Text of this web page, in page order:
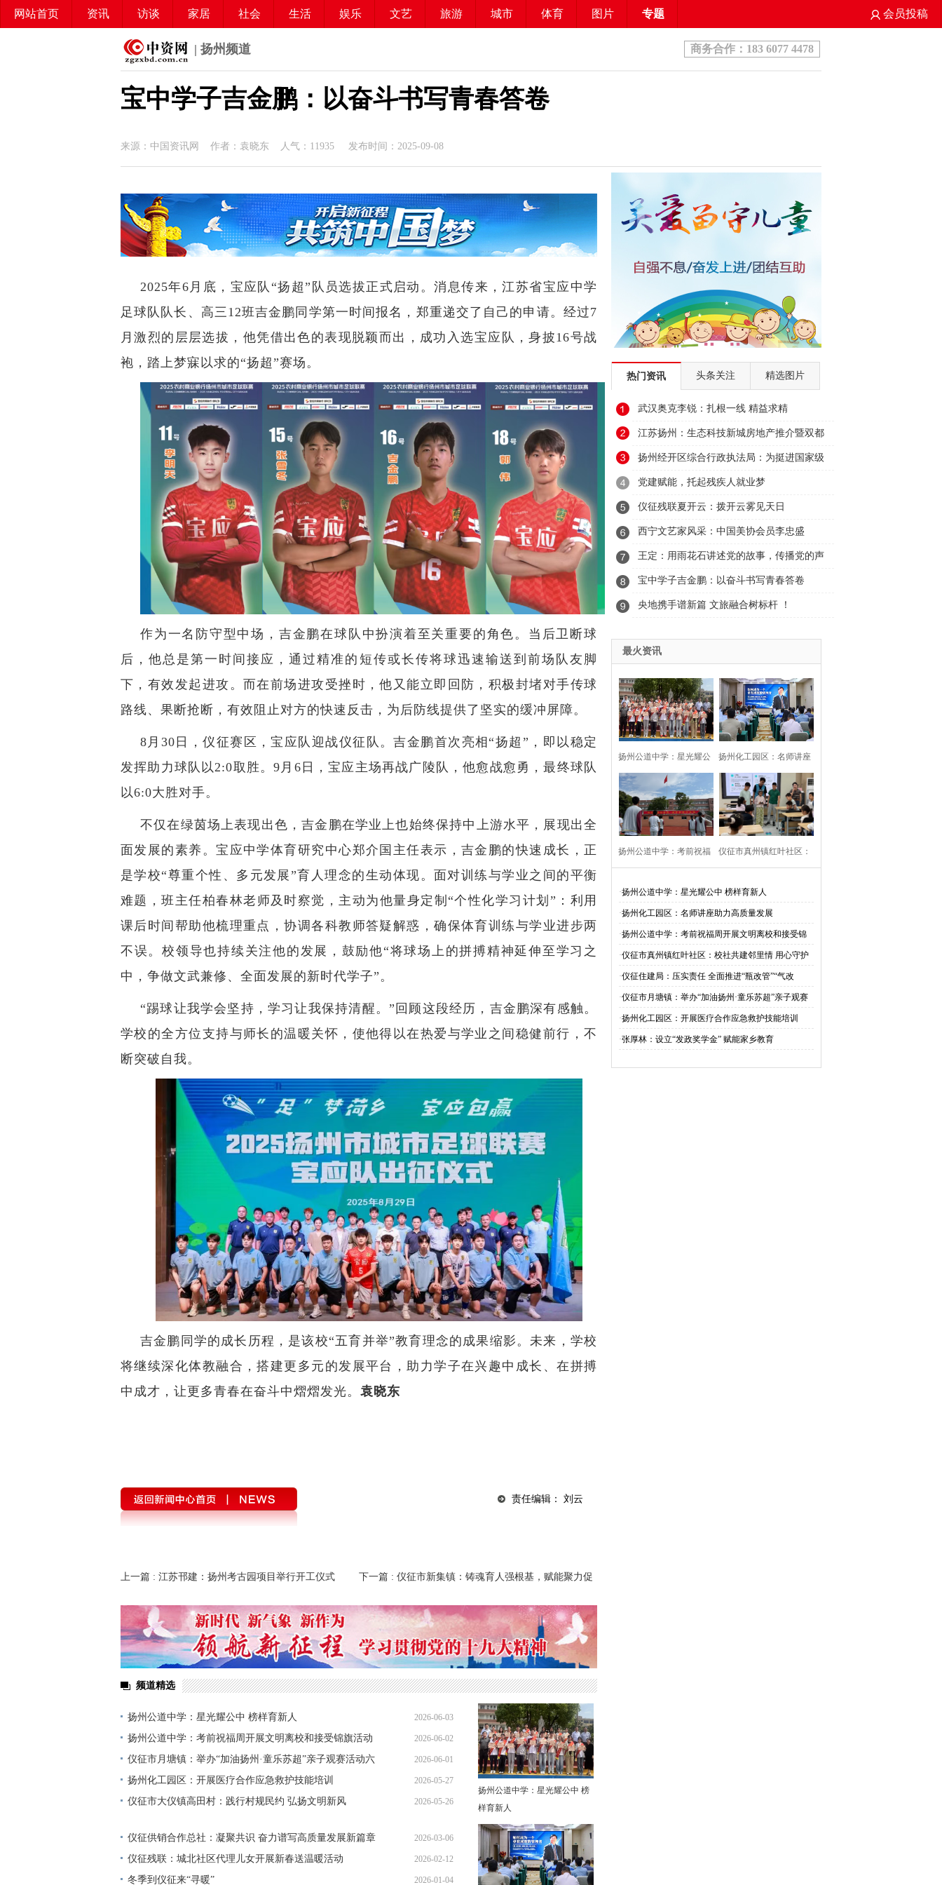
网站首页 资讯 访谈 家居 社会 生活 娱乐 文艺 旅游 城市 体育 图片 专题 会员投稿
| 扬州频道 商务合作：183 6077 4478
宝中学子吉金鹏：以奋斗书写青春答卷
来源：中国资讯网 作者：袁晓东 人气： 11935 发布时间：2025-09-08
2025年6月底，宝应队“扬超”队员选拔正式启动。消息传来，江苏省宝应中学
足球队队长、高三12班吉金鹏同学第一时间报名，郑重递交了自己的申请。经过7
月激烈的层层选拔，他凭借出色的表现脱颖而出，成功入选宝应队，身披16号战
袍，踏上梦寐以求的“扬超”赛场。
作为一名防守型中场，吉金鹏在球队中扮演着至关重要的角色。当后卫断球
后，他总是第一时间接应，通过精准的短传或长传将球迅速输送到前场队友脚
下，有效发起进攻。而在前场进攻受挫时，他又能立即回防，积极封堵对手传球
路线、果断抢断，有效阻止对方的快速反击，为后防线提供了坚实的缓冲屏障。
8月30日，仪征赛区，宝应队迎战仪征队。吉金鹏首次亮相“扬超”，即以稳定
发挥助力球队以2:0取胜。9月6日，宝应主场再战广陵队，他愈战愈勇，最终球队
以6:0大胜对手。
不仅在绿茵场上表现出色，吉金鹏在学业上也始终保持中上游水平，展现出全
面发展的素养。宝应中学体育研究中心郑介国主任表示，吉金鹏的快速成长，正
是学校“尊重个性、多元发展”育人理念的生动体现。面对训练与学业之间的平衡
难题，班主任柏春林老师及时察觉，主动为他量身定制“个性化学习计划”：利用
课后时间帮助他梳理重点，协调各科教师答疑解惑，确保体育训练与学业进步两
不误。校领导也持续关注他的发展，鼓励他“将球场上的拼搏精神延伸至学习之
中，争做文武兼修、全面发展的新时代学子”。
“踢球让我学会坚持，学习让我保持清醒。”回顾这段经历，吉金鹏深有感触。
学校的全方位支持与师长的温暖关怀，使他得以在热爱与学业之间稳健前行，不
断突破自我。
吉金鹏同学的成长历程，是该校“五育并举”教育理念的成果缩影。未来，学校
将继续深化体教融合，搭建更多元的发展平台，助力学子在兴趣中成长、在拼搏
中成才，让更多青春在奋斗中熠熠发光。 袁晓东
责任编辑： 刘云
上一篇 : 江苏邗建：扬州考古园项目举行开工仪式 下一篇 : 仪征市新集镇：铸魂育人强根基，赋能聚力促
振兴
频道精选
扬州公道中学：星光耀公中 榜样育新人 2026-06-03
08:04:42
扬州公道中学：考前祝福周开展文明离校和接受锦旗活动 2026-06-02
07:49:14
仪征市月塘镇：举办“加油扬州·童乐苏超”亲子观赛活动六
一
2026-06-01
07:44:08
扬州化工园区：开展医疗合作应急救护技能培训 2026-05-27
07:43:13
仪征市大仪镇高田村：践行村规民约 弘扬文明新风 2026-05-26
仪征供销合作总社：凝聚共识 奋力谱写高质量发展新篇章 2026-03-06
10:11:04
仪征残联：城北社区代理儿女开展新春送温暖活动 2026-02-12
08:26:56
冬季到仪征来“寻暖” 2026-01-04
扬州公道中学：星光耀公中 榜
样育新人
热门资讯 头条关注 精选图片
武汉奥克李锐：扎根一线 精益求精
江苏扬州：生态科技新城房地产推介暨双都
大厦招商会顺利举行
扬州经开区综合行政执法局：为挺进国家级
经开区50强贡献城管力量
党建赋能，托起残疾人就业梦
仪征残联夏开云：拨开云雾见天日
西宁文艺家风采：中国美协会员李忠盛
王定：用雨花石讲述党的故事，传播党的声
音
宝中学子吉金鹏：以奋斗书写青春答卷
央地携手谱新篇 文旅融合树标杆 ！
最火资讯
扬州公道中学：星光耀公
中 榜样育新人
扬州化工园区：名师讲座
助力高质量发展
扬州公道中学：考前祝福
旗活动
仪征市真州镇红叶社区：
伴成长
·扬州公道中学：星光耀公中 榜样育新人
·扬州化工园区：名师讲座助力高质量发展
·扬州公道中学：考前祝福周开展文明离校和接受锦
旗活动
·仪征市真州镇红叶社区：校社共建邻里情 用心守护
伴成长
·仪征住建局：压实责任 全面推进“瓶改管”“气改
电”工作
·仪征市月塘镇：举办“加油扬州·童乐苏超”亲子观赛
活动六一
·扬州化工园区：开展医疗合作应急救护技能培训
·张厚林：设立“发政奖学金” 赋能家乡教育